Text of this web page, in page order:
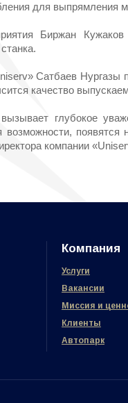
для
Биржан
Сатбаев
качество
глубокое
возможности,
компании
Компания
Услуги
Вакансии
Миссия и
Клиенты
Автопарк